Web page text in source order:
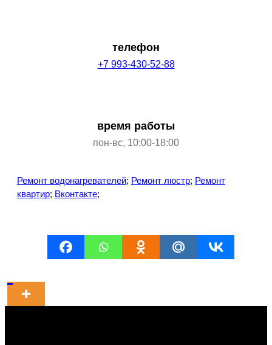
телефон
+7 993-430-52-88
время работы
пон-вс, 10:00-18:00
Ремонт водонагревателей; Ремонт люстр; Ремонт
квартир; Вконтакте;